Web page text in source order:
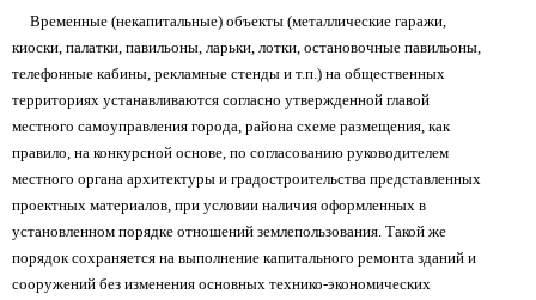
Временные (некапитальные) объекты (металлические гаражи,
киоски, палатки, павильоны, ларьки, лотки, остановочные павильоны,
телефонные кабины, рекламные стенды и т.п.) на общественных
территориях устанавливаются согласно утвержденной главой
местного самоуправления города, района схеме размещения, как
правило, на конкурсной основе, по согласованию руководителем
местного органа архитектуры и градостроительства представленных
проектных материалов, при условии наличия оформленных в
установленном порядке отношений землепользования. Такой же
порядок сохраняется на выполнение капитального ремонта зданий и
сооружений без изменения основных технико-экономических